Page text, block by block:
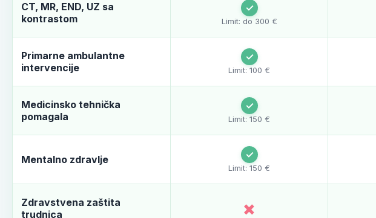
CT, MR, END, UZ sa
kontrastom
✓
Limit: do 300 €
Primarne ambulantne
intervencije
✓
Limit: 100 €
Medicinsko tehnička
pomagala
✓
Limit: 150 €
Mentalno zdravlje ✓
Limit: 150 €
Zdravstvena zaštita
trudnica
×